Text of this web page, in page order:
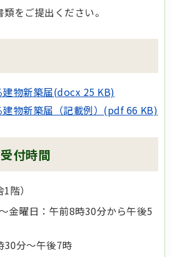
をご提出ください。
建物新築届(docx 25 KB)
建物新築届（記載例）(pdf 66 KB)
付時間
階）
金曜日：午前8時30分から午後5
30分～午後7時